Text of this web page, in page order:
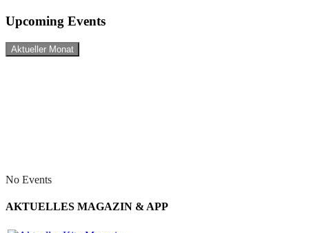
Upcoming Events
Aktueller Monat
No Events
AKTUELLES MAGAZIN & APP